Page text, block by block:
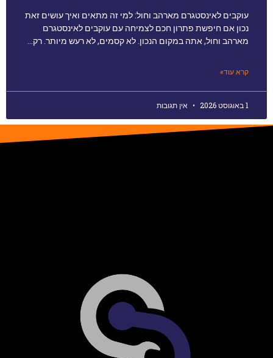
עוקבים לאינסטגרם מארהב וחול: למי זה מתאים ואיך עושים זאת
נכון אם חיפשת פתרון חכם לצמיחה עם עוקבים לאינסטגרם
מארהב וחול, אתה במקום הנכון. לא קסמים, לא רעש מיותר. רק…
קרא עוד»
1 באוגוסט 2026 אין תגובות